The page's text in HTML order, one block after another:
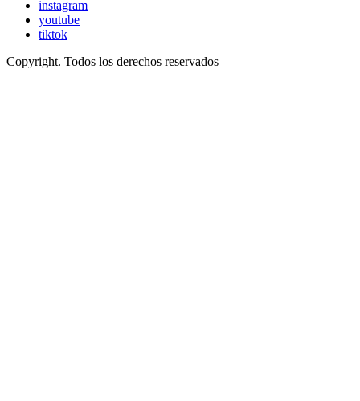
instagram
youtube
tiktok
Copyright. Todos los derechos reservados